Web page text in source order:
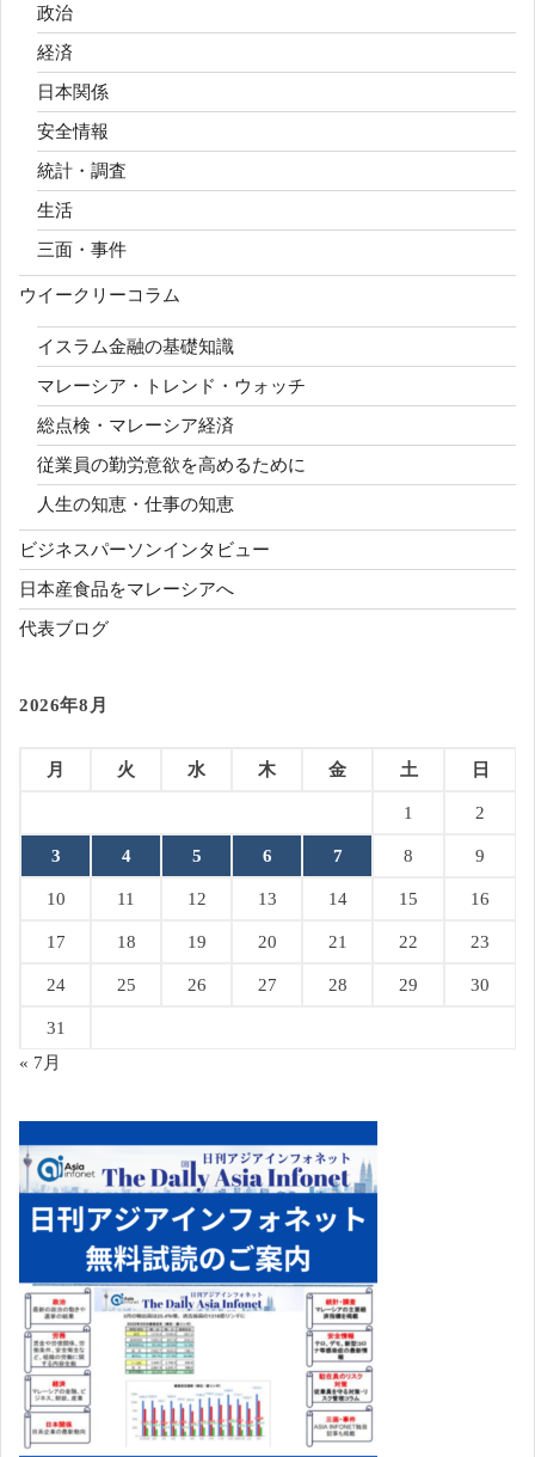
政治
経済
日本関係
安全情報
統計・調査
生活
三面・事件
ウイークリーコラム
イスラム金融の基礎知識
マレーシア・トレンド・ウォッチ
総点検・マレーシア経済
従業員の勤労意欲を高めるために
人生の知恵・仕事の知恵
ビジネスパーソンインタビュー
日本産食品をマレーシアへ
代表ブログ
2026年8月
月 火 水 木 金 土 日
1 2
3 4 5 6 7 8 9
10 11 12 13 14 15 16
17 18 19 20 21 22 23
24 25 26 27 28 29 30
31
« 7月